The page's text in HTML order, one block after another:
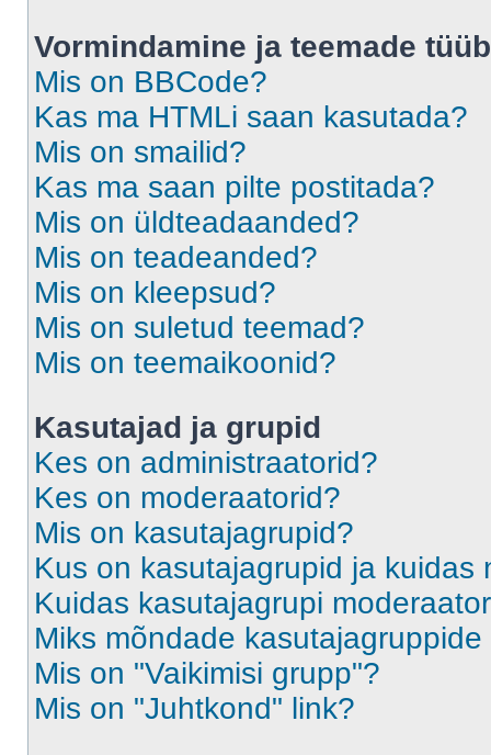
Vormindamine ja teemade
Mis on BBCode?
Kas ma HTMLi saan kasutada?
Mis on smailid?
Kas ma saan pilte postitada?
Mis on üldteadaanded?
Mis on teadeanded?
Mis on kleepsud?
Mis on suletud teemad?
Mis on teemaikoonid?
Kasutajad ja grupid
Kes on administraatorid?
Kes on moderaatorid?
Mis on kasutajagrupid?
Kus on kasutajagrupid ja kuidas
Kuidas kasutajagrupi
Miks mõndade
Mis on "Vaikimisi grupp"?
Mis on "Juhtkond" link?